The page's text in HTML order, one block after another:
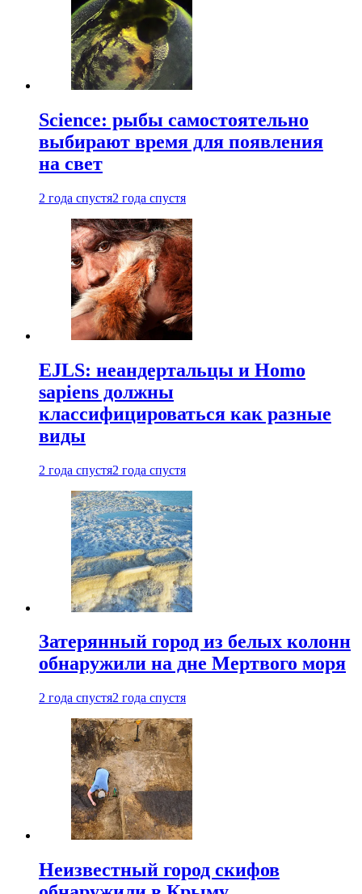
Science: рыбы самостоятельно
выбирают время для появления
на свет
2 года спустя2 года спустя
EJLS: неандертальцы и Homo
sapiens должны
классифицироваться как разные
виды
2 года спустя2 года спустя
Затерянный город из белых колонн
обнаружили на дне Мертвого моря
2 года спустя2 года спустя
Неизвестный город скифов